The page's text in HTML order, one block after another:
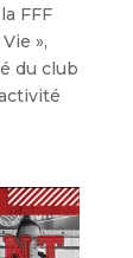
FFF
»,
du club